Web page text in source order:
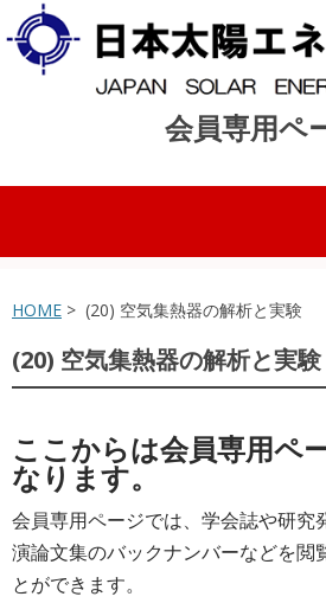
会員専用ペ
コンテンツへスキップ
HOME > (20) 空気集熱器の解析と実験
(20) 空気集熱器の解析と実験
ここからは会員専用ペ
なります。
会員専用ページでは、学会誌や研究
演論文集のバックナンバーなどを閲
とができます。